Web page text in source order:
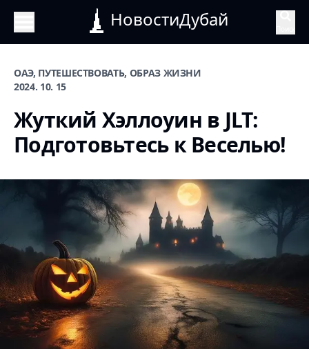
НовостиДубай
ОАЭ, ПУТЕШЕСТВОВАТЬ, ОБРАЗ ЖИЗНИ
2024. 10. 15
Жуткий Хэллоуин в JLT:
Подготовьтесь к Веселью!